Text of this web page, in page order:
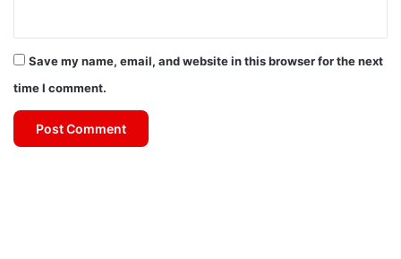
Save my name, email, and website in this browser for the next
time I comment.